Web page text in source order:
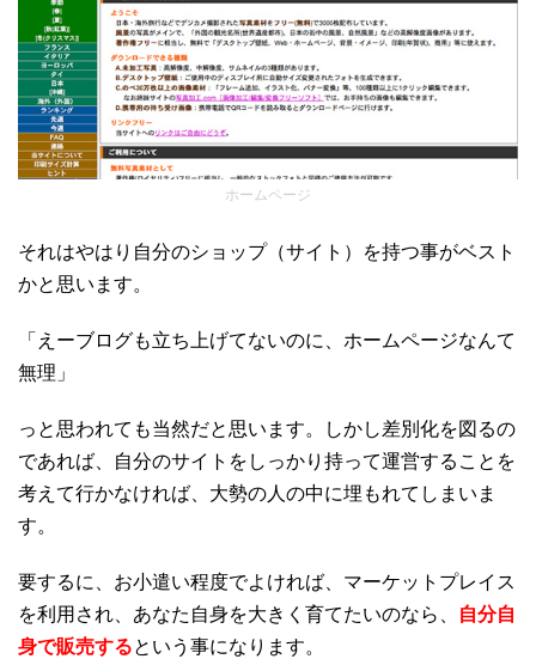
ホームページ
それはやはり自分のショップ（サイト）を持つ事がベスト
かと思います。
「えーブログも立ち上げてないのに、ホームページなんて
無理」
っと思われても当然だと思います。しかし差別化を図るの
であれば、自分のサイトをしっかり持って運営することを
考えて行かなければ、大勢の人の中に埋もれてしまいま
す。
要するに、お小遣い程度でよければ、マーケットプレイス
を利用され、あなた自身を大きく育てたいのなら、
自分自
身で販売するという事になります。